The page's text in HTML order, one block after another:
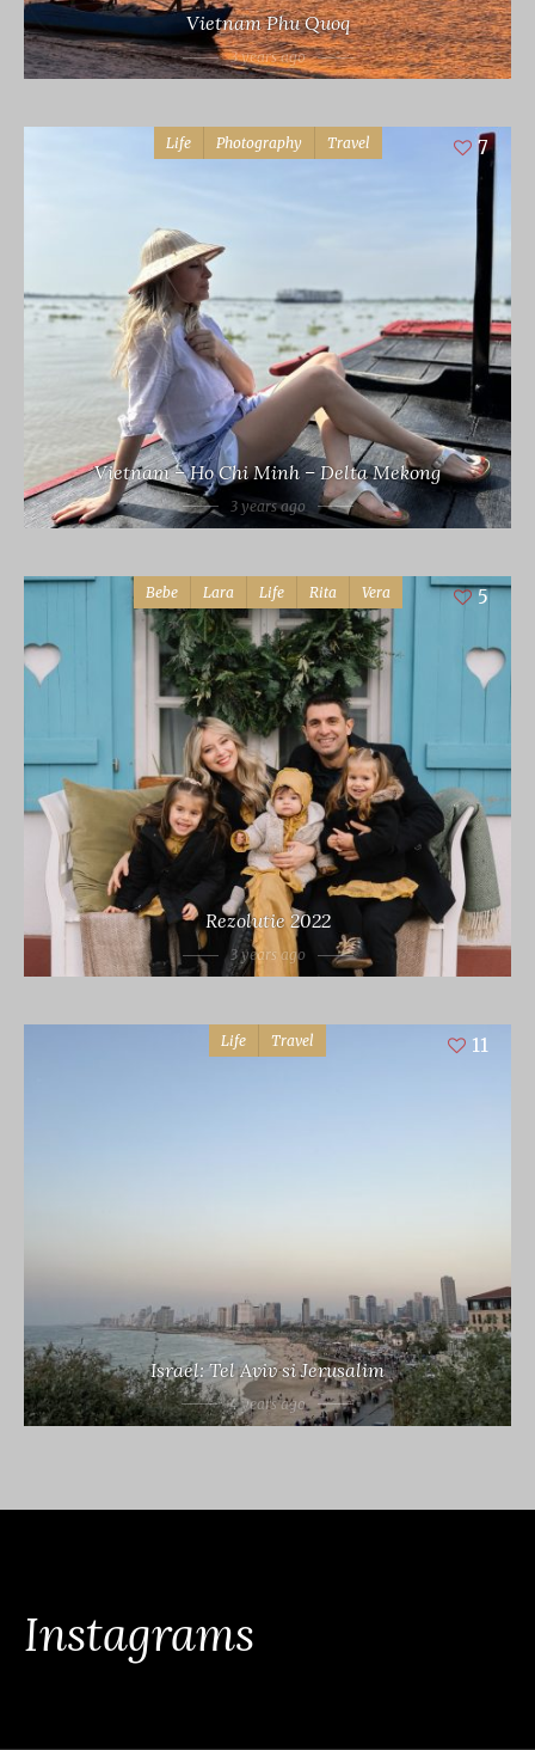
Vietnam Phu Quoq
3 years ago
Life Photography Travel 7
Vietnam – Ho Chi Minh – Delta Mekong
3 years ago
Bebe Lara Life Rita Vera 5
Rezolutie 2022
3 years ago
Life Travel 11
Israel: Tel Aviv si Jerusalim
4 years ago
Instagrams